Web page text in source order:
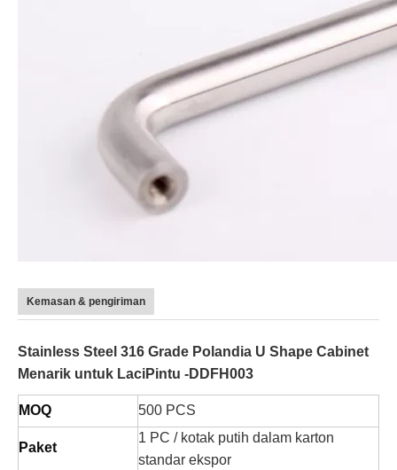
Kemasan & pengiriman
Stainless Steel 316 Grade Polandia U Shape Cabinet
Menarik untuk LaciPintu -DDFH003
MOQ 500 PCS
Paket
1 PC / kotak putih dalam karton
standar ekspor